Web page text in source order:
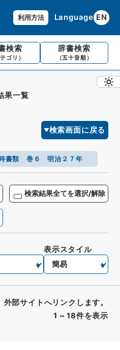
利用方法 Language EN
検索
テゴリ）
辞書検索
（五十音順）
果一覧
検索画面に戻る
書類 巻６ 明治２７年
検索結果全てを選択/解除
1 ~ 18件を表示
表示スタイル
部サイトへリンクします。